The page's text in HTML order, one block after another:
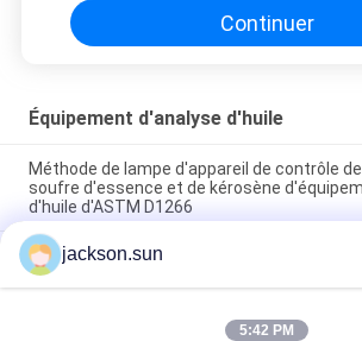
Continuer
Équipement d'analyse d'huile
Méthode de lampe d'appareil de contrôle
soufre d'essence et de kérosène
d'huile d'ASTM D1266
Équipement d'analyse d'huile d'ASTM D1881
tendances écumantes de liquides
verrerie
jackson.sun
5:42 PM